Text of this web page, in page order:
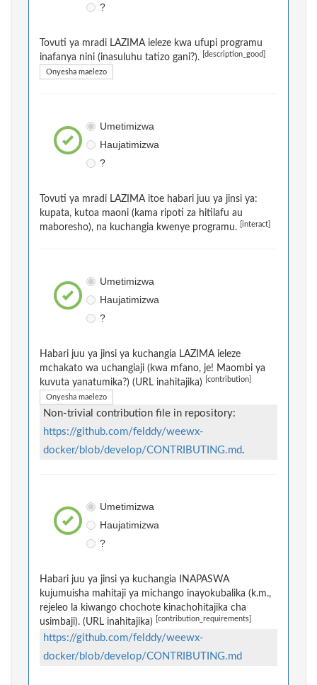
?
Tovuti ya mradi LAZIMA ieleze kwa ufupi programu
inafanya nini (inasuluhu tatizo gani?).
[description_good]
Onyesha maelezo
Umetimizwa
Haujatimizwa
?
Tovuti ya mradi LAZIMA itoe habari juu ya jinsi ya:
kupata, kutoa maoni (kama ripoti za hitilafu au
maboresho), na kuchangia kwenye programu.
[interact]
Umetimizwa
Haujatimizwa
?
Habari juu ya jinsi ya kuchangia LAZIMA ieleze
mchakato wa uchangiaji (kwa mfano, je! Maombi ya
kuvuta yanatumika?) (URL inahitajika)
[contribution]
Onyesha maelezo
Non-trivial contribution file in repository:
https://github.com/felddy/weewx-
docker/blob/develop/CONTRIBUTING.md.
Umetimizwa
Haujatimizwa
?
Habari juu ya jinsi ya kuchangia INAPASWA
kujumuisha mahitaji ya michango inayokubalika (k.m.,
rejeleo la kiwango chochote kinachohitajika cha
usimbaji). (URL inahitajika)
[contribution_requirements]
https://github.com/felddy/weewx-
docker/blob/develop/CONTRIBUTING.md